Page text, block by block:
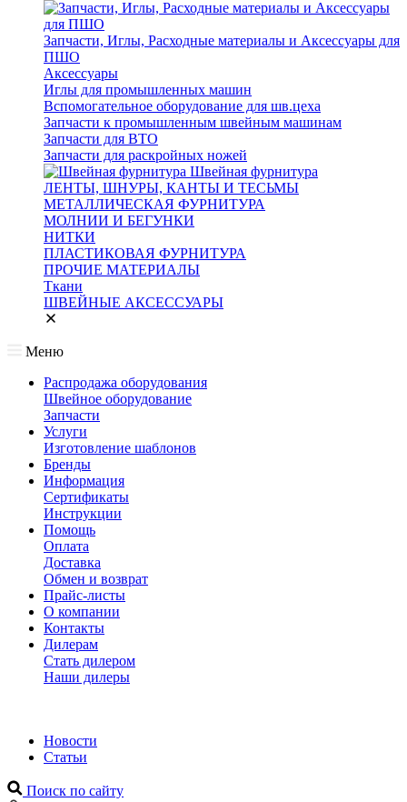
Запчасти, Иглы, Расходные материалы и Аксессуары для
ПШО
Аксессуары
Иглы для промышленных машин
Вспомогательное оборудование для шв.цеха
Запчасти к промышленным швейным машинам
Запчасти для ВТО
Запчасти для раскройных ножей
Швейная фурнитура
ЛЕНТЫ, ШНУРЫ, КАНТЫ И ТЕСЬМЫ
МЕТАЛЛИЧЕСКАЯ ФУРНИТУРА
МОЛНИИ И БЕГУНКИ
НИТКИ
ПЛАСТИКОВАЯ ФУРНИТУРА
ПРОЧИЕ МАТЕРИАЛЫ
Ткани
ШВЕЙНЫЕ АКСЕССУАРЫ
Меню
Распродажа оборудования
Швейное оборудование
Запчасти
Услуги
Изготовление шаблонов
Бренды
Информация
Сертификаты
Инструкции
Помощь
Оплата
Доставка
Обмен и возврат
Прайс-листы
О компании
Контакты
Дилерам
Стать дилером
Наши дилеры
Новости
Статьи
Поиск по сайту